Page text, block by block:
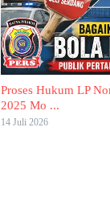
Proses Hukum LP
2025 Mo ...
14 Juli 2026